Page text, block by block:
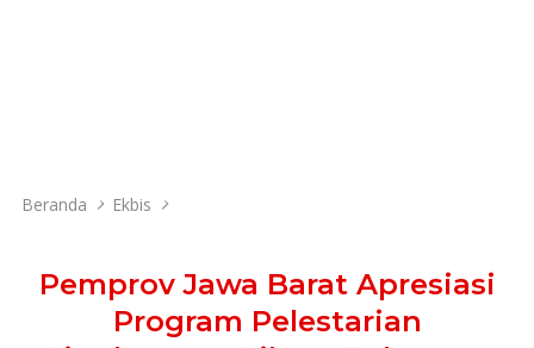
Beranda Ekbis
Pemprov Jawa Barat Apresiasi
Program Pelestarian